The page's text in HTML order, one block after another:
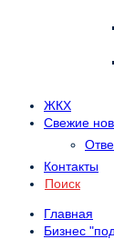
ЖКХ
Свежие
Контакты
Поиск
Главная
Бизнес